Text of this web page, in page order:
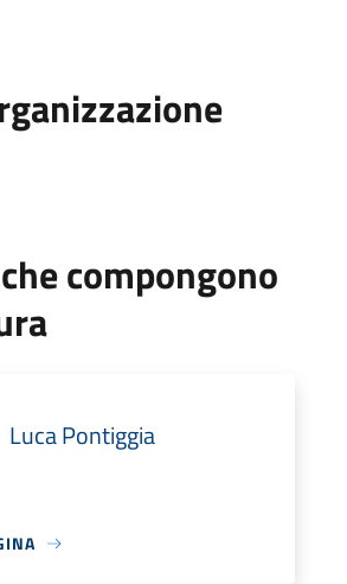
compongono
Luca Pontiggia